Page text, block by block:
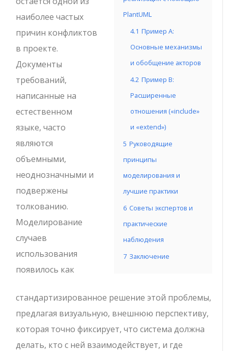
PlantUML
4.1 Пример А:
Основные механизмы
и обобщение акторов
4.2 Пример B:
Расширенные
отношения («include»
и «extend»)
5 Руководящие
принципы
моделирования и
лучшие практики
6 Советы экспертов и
практические
наблюдения
7 Заключение
наиболее частых
причин конфликтов
в проекте.
Документы
требований,
написанные на
естественном
языке, часто
являются
объемными,
неоднозначными и
подвержены
толкованию.
Моделирование
случаев
использования
появилось как
стандартизированное решение этой проблемы,
предлагая визуальную, внешнюю перспективу,
которая точно фиксирует, что система должна
делать, кто с ней взаимодействует, и где